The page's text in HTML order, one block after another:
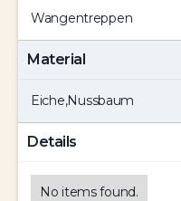
Wangentreppen
Material
Eiche,Nussbaum
Details
No items found.